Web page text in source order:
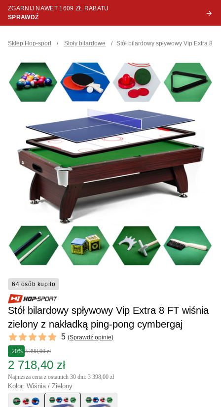
ZGARNIJ NAWET 1609 ZŁ RABATU
SPRAWDŹ
Sklep Hop-sport / Stoły bilardowe / Stół bilardowy spływowy Vip Extra 8
64 osób kupiło
Stół bilardowy spływowy Vip Extra 8 FT wiśnia
zielony z nakładką ping-pong cymbergaj
Reviews
5 out of 5 stars 5 (Sprawdź opinie)
-20% 3 398,00 zł
2 718,40 zł
Najniższa cena z ostatnich 30 dni: 3 398,00 zł
Kolor: Wiśnia / Zielony